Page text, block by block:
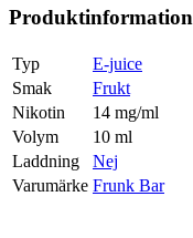
Produktinformation
Typ
E-juice
Smak
Frukt
Nikotin
14 mg/ml
Volym
10 ml
Laddning
Nej
Varumärke Frunk Bar